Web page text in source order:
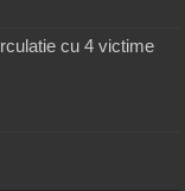
cu 4 victime